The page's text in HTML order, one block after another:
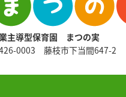
主導型保育園 まつの実
0003 藤枝市下当間647-2